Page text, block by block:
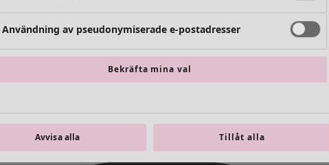
Användning av pseudonymiserade e-postadresser
Bekräfta mina val
Avvisa alla Tillåt alla